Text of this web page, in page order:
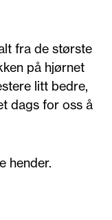
fra de største
på hjørnet
litt bedre,
dags for oss å
hender.